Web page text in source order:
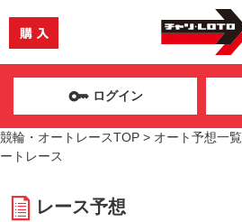
ログイン
競輪・オートレースTOP > オート予想一覧
ートレース
レース予想